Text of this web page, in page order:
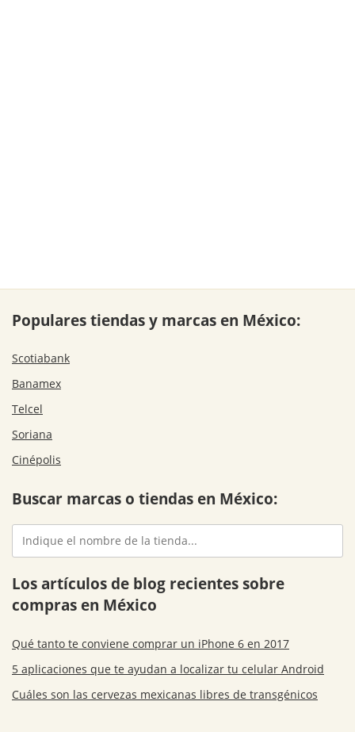
Populares tiendas y marcas en México:
Scotiabank
Banamex
Telcel
Soriana
Cinépolis
Buscar marcas o tiendas en México:
Los artículos de blog recientes sobre
compras en México
Qué tanto te conviene comprar un iPhone 6 en 2017
5 aplicaciones que te ayudan a localizar tu celular Android
Cuáles son las cervezas mexicanas libres de transgénicos